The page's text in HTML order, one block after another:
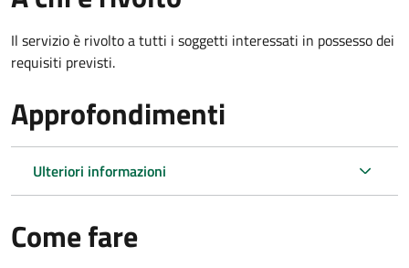
Il servizio è rivolto a tutti i soggetti interessati in possesso dei
requisiti previsti.
Approfondimenti
Ulteriori informazioni
Come fare